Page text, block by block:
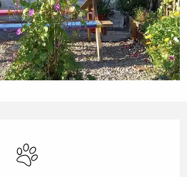
Tiere erlaubt